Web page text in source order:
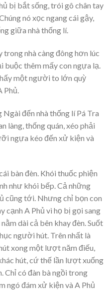
bị bắt sống, trói gô chân tay
nó xọc ngang cái gậy,
giữa nhà thống lí.
nhà càng đông hơn lúc
buộc thêm mấy con ngựa lạ.
một người to lớn quỳ
Phủ.
đến nhà thống lí Pá Tra
làng, thống quán, xéo phải
ngựa kéo đến xử kiện và
bàn đèn. Khói thuốc phiện
như khói bếp. Cả những
cũng tới. Nhưng chỉ bọn con
cạnh A Phủ vì họ bị gọi sang
dài cả bên khay đèn. Suốt
người hút. Trên nhất là
xong một lượt năm điếu,
hút, cứ thế lần lượt xuống
có đàn bà ngồi trong
ngó đám xử kiện và A Phủ